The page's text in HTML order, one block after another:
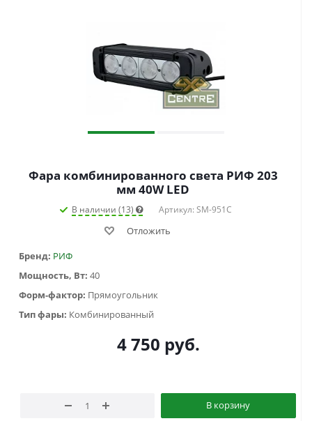
Фара комбинированного света РИФ 203
мм 40W LED
В наличии (13) Артикул: SM-951C
Отложить
Бренд: РИФ
Мощность, Вт: 40
Форм-фактор: Прямоугольник
Тип фары: Комбинированный
4 750 руб.
В корзину